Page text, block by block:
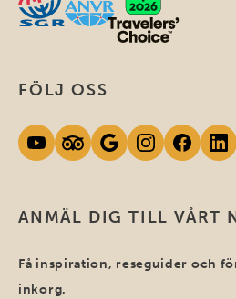
ANMÄL DIG TILL VÅRT
Få inspiration, reseguider och
inkorg.
FÖLJ OSS